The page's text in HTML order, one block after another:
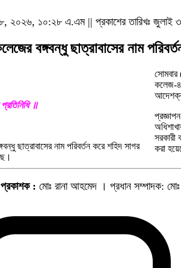
৮, ২০২৬, ১০:২৮ এ.এম || প্রকাশের তারিখঃ
বঙ্গবন্ধু ছাত্রাবাসের নাম
॥
ছাত্রাবাসের নাম পরিবর্তন করে শহিদ সাগর
সোমবার
কলেজ-৪
সরকারী
করা
প্রকাশক :মোঃ রানা আহমেদ । প্রধান সম্পাদক: